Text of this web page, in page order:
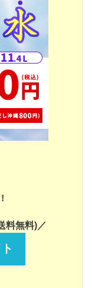
料無料)／